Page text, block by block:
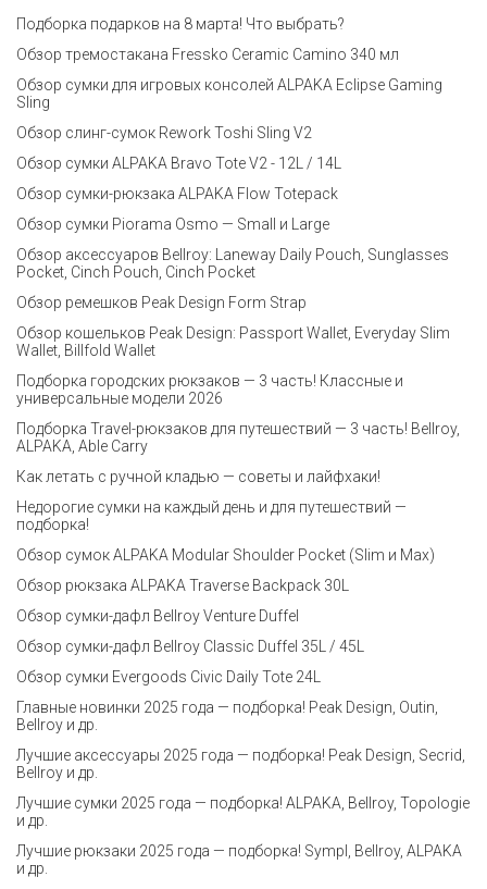
Подборка подарков на 8 марта! Что выбрать?
Обзор тремостакана Fressko Ceramic Camino 340 мл
Обзор сумки для игровых консолей ALPAKA Eclipse Gaming
Sling
Обзор слинг-сумок Rework Toshi Sling V2
Обзор сумки ALPAKA Bravo Tote V2 - 12L / 14L
Обзор сумки-рюкзака ALPAKA Flow Totepack
Обзор сумки Piorama Osmo — Small и Large
Обзор аксессуаров Bellroy: Laneway Daily Pouch, Sunglasses
Pocket, Cinch Pouch, Cinch Pocket
Обзор ремешков Peak Design Form Strap
Обзор кошельков Peak Design: Passport Wallet, Everyday Slim
Wallet, Billfold Wallet
Подборка городских рюкзаков — 3 часть! Классные и
универсальные модели 2026
Подборка Travel-рюкзаков для путешествий — 3 часть! Bellroy,
ALPAKA, Able Carry
Как летать с ручной кладью — советы и лайфхаки!
Недорогие сумки на каждый день и для путешествий —
подборка!
Обзор сумок ALPAKA Modular Shoulder Pocket (Slim и Max)
Обзор рюкзака ALPAKA Traverse Backpack 30L
Обзор сумки-дафл Bellroy Venture Duffel
Обзор сумки-дафл Bellroy Classic Duffel 35L / 45L
Обзор сумки Evergoods Civic Daily Tote 24L
Главные новинки 2025 года — подборка! Peak Design, Outin,
Bellroy и др.
Лучшие аксессуары 2025 года — подборка! Peak Design, Secrid,
Bellroy и др.
Лучшие сумки 2025 года — подборка! ALPAKA, Bellroy, Topologie
и др.
Лучшие рюкзаки 2025 года — подборка! Sympl, Bellroy, ALPAKA
и др.